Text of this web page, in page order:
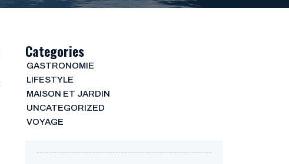
Categories
GASTRONOMIE
LIFESTYLE
MAISON ET JARDIN
UNCATEGORIZED
VOYAGE